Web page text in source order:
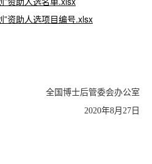
资助人选项目编号.xlsx
国博士后管委会办公室
2020年8月27日